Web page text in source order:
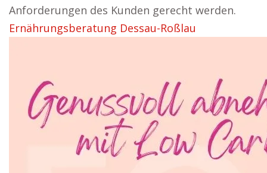
Anforderungen des Kunden gerecht werden.
Ernährungsberatung Dessau-Roßlau